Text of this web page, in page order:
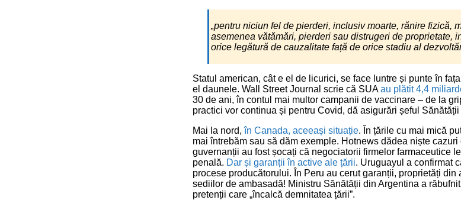
„pentru niciun fel de pierderi, inclusiv moarte, rănire fizică,
asemenea vătămări, pierderi sau distrugeri de proprietate,
orice legătură de cauzalitate față de orice stadiu al
Statul american, cât e el de licurici, se face luntre și punte în
el daunele. Wall Street Journal scrie că SUAau plătit 4,4
30 de ani, în contul mai multor campanii de vaccinare – de la
practici vor continua și pentru Covid, dă asigurări șeful
Mai la nord,în Canada, aceeași situație. În țările cu mai mică
mai întrebăm sau să dăm exemple. Hotnews dădea niște
guvernanții au fost șocați că negociatorii firmelor farmaceutice
penală. Dar și garanții în active ale țării. Uruguayul a confirmat
procese producătorului. În Peru au cerut garanții, proprietăți din
sediilor de ambasadă! Ministru Sănătății din Argentina a
pretenții care „încalcă demnitatea țării”.